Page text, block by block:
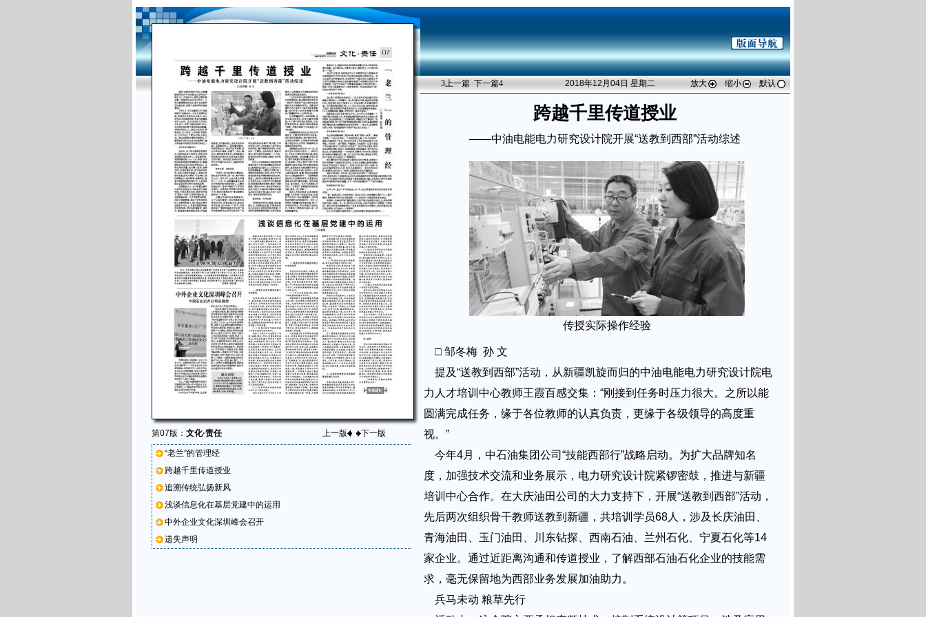
第07版： 文化·责任 上一版 下一版
“老兰”的管理经
跨越千里传道授业
追溯传统弘扬新风
浅谈信息化在基层党建中的运用
中外企业文化深圳峰会召开
遗失声明
3上一篇 下一篇4 2018年12月04日 星期二 放大 缩小 默认
跨越千里传道授业
——中油电能电力研究设计院开展“送教到西部”活动综述
传授实际操作经验
□ 邹冬梅 孙 文
提及“送教到西部”活动，从新疆凯旋而归的中油电能电力研究设计院电
力人才培训中心教师王霞百感交集：“刚接到任务时压力很大。之所以能
圆满完成任务，缘于各位教师的认真负责，更缘于各级领导的高度重
视。”
今年4月，中石油集团公司“技能西部行”战略启动。为扩大品牌知名
度，加强技术交流和业务展示，电力研究设计院紧锣密鼓，推进与新疆
培训中心合作。在大庆油田公司的大力支持下，开展“送教到西部”活动，
先后两次组织骨干教师送教到新疆，共培训学员68人，涉及长庆油田、
青海油田、玉门油田、川东钻探、西南石油、兰州石化、宁夏石化等14
家企业。通过近距离沟通和传道授业，了解西部石油石化企业的技能需
求，毫无保留地为西部业务发展加油助力。
兵马未动 粮草先行